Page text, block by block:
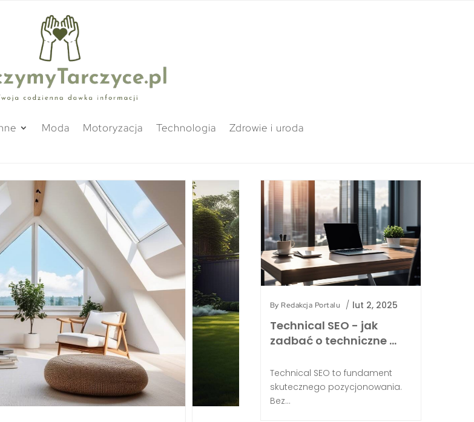
Moda Motoryzacja Technologia Zdrowie i uroda
By Redakcja Portalu / lut 2, 2025
Technical SEO - jak
zadbać o techniczne …
Technical SEO to fundament
skutecznego pozycjonowania.
Bez...